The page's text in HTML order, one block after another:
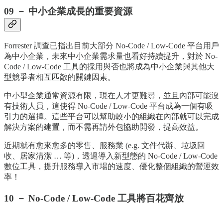
09 － 中小企業成長的重要資源
Forrester 調查已指出目前大部分 No-Code / Low-Code 平台用戶
為中小企業，未來中小企業需求量也看好持續提升，對於 No-
Code / Low-Code 工具的採用與否也將成為中小企業與其他大
型競爭者相互匹敵的關鍵因素。
中小型企業通常資源有限，現在人才更難尋，並且內部可能沒
有技術人員，這使得 No-Code / Low-Code 平台成為一個有吸
引力的選擇。這些平台可以幫助較小的組織在內部就可以完成
解決方案的建置，而不需再請外包協助開發，提高效益。
近期就有愈來愈多的零售、服務業 (e.g. 文件代辦、垃圾回
收、居家清潔 … 等)，透過導入新型態的 No-Code / Low-Code
數位工具，提升服務導入市場的速度、優化整個組織的營運效
率！
10 － No-Code / Low-Code 工具將百花齊放